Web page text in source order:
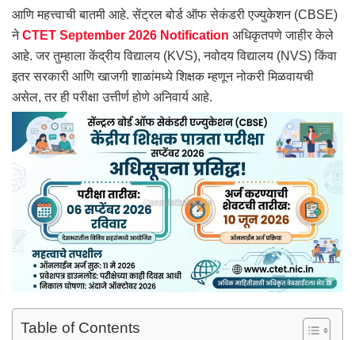
आणि महत्त्वाची बातमी आहे. सेंट्रल बोर्ड ऑफ सेकंडरी एज्युकेशन (CBSE)
नेCTET September 2026 Notification अधिकृतपणे जाहीर केले
आहे. जर तुम्हाला केंद्रीय विद्यालय (KVS), नवोदय विद्यालय (NVS) किंवा
इतर सरकारी आणि खाजगी शाळांमध्ये शिक्षक म्हणून नोकरी मिळवायची
असेल, तर ही परीक्षा उत्तीर्ण होणे अनिवार्य आहे.
Table of Contents